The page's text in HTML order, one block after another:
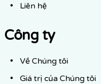
Liên hệ
Công ty
Về Chúng tôi
Giá trị của Chúng tôi